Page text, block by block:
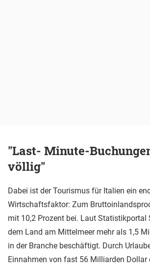
"Last- Minute-
völlig"
Dabei ist der Tourismus für Italien ein
Wirtschaftsfaktor: Zum
mit 10,2 Prozent bei. Laut Statistikportal
dem Land am Mittelmeer mehr als 1,5
in der Branche beschäftigt. Durch
Einnahmen von fast 56 Milliarden Dollar